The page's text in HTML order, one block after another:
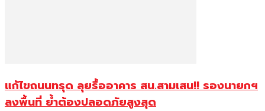
แก้ไขถนนทรุด ลุยรื้ออาคาร สน.สามเสน!! รองนายกฯ
ลงพื้นที่ ย้ำต้องปลอดภัยสูงสุด